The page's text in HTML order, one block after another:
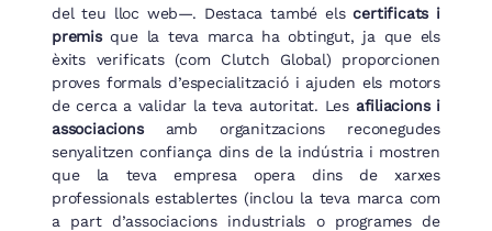
del teu lloc web—. Destaca també elscertificats i
premisque la teva marca ha obtingut, ja que els
èxits verificats (com Clutch Global) proporcionen
proves formals d’especialització i ajuden els motors
de cerca a validar la teva autoritat. Les afiliacions i
associacionsamb organitzacions reconegudes
senyalitzen confiança dins de la indústria i mostren
que la teva empresa opera dins de xarxes
professionals establertes (inclou la teva marca com
a part d’associacions industrials o programes de